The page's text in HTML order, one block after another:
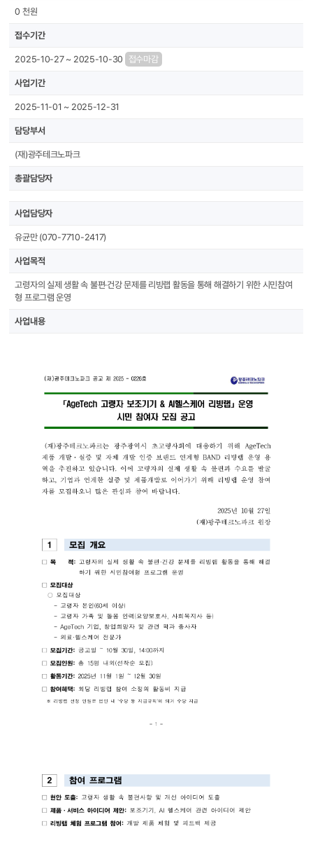
0 천원
접수기간
2025-10-27 ~ 2025-10-30 접수마감
사업기간
2025-11-01 ~ 2025-12-31
담당부서
(재)광주테크노파크
총괄담당자
사업담당자
유균만 (070-7710-2417)
사업목적
고령자의 실제 생활 속 불편·건강 문제를 리빙랩 활동을 통해 해결하기 위한 시민참여
형 프로그램 운영
사업내용